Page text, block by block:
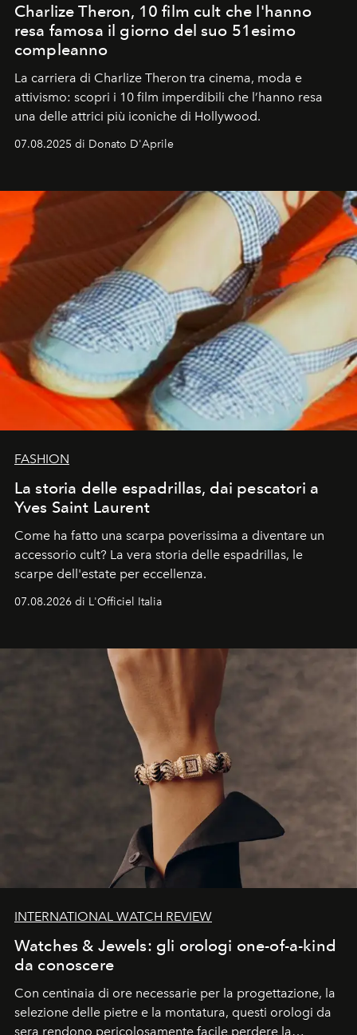
Charlize Theron, 10 film cult che l'hanno
resa famosa il giorno del suo 51esimo
compleanno
La carriera di Charlize Theron tra cinema, moda e
attivismo: scopri i 10 film imperdibili che l’hanno resa
una delle attrici più iconiche di Hollywood.
07.08.2025 di Donato D'Aprile
FASHION
La storia delle espadrillas, dai pescatori a
Yves Saint Laurent
Come ha fatto una scarpa poverissima a diventare un
accessorio cult? La vera storia delle espadrillas, le
scarpe dell'estate per eccellenza.
07.08.2026 di L'Officiel Italia
INTERNATIONAL WATCH REVIEW
Watches & Jewels: gli orologi one-of-a-kind
da conoscere
Con centinaia di ore necessarie per la progettazione, la
selezione delle pietre e la montatura, questi orologi da
sera rendono pericolosamente facile perdere la